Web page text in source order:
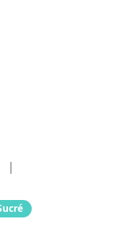
|